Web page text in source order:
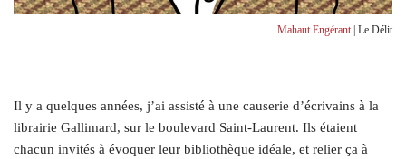
Mahaut Engérant| Le Délit
Il y a quelques années, j’ai assisté à une causerie d’écrivains à la
librairie Gallimard, sur le boulevard Saint-Laurent. Ils étaient
chacun invités à évoquer leur bibliothèque idéale, et relier ça à